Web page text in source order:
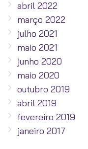
abril 2022
março 2022
julho 2021
maio 2021
junho 2020
maio 2020
outubro 2019
abril 2019
fevereiro 2019
janeiro 2017